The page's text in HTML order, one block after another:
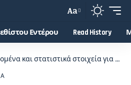
Aa
Εντέρου Read History
στατιστικά στοιχεία για τη νόσο Αλτσχάιμερ (Alzheimer). Τι πρέπει να γνωρίζετε